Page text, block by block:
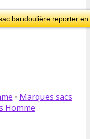
bandoulière reporter
• Marques sacs
Homme